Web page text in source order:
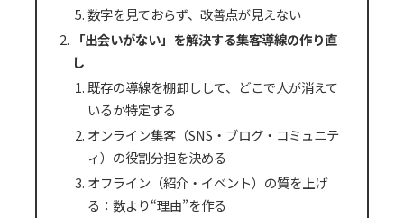
数字を見ておらず、改善点が見えない
「出会いがない」を解決する集客導線の作り直
し
既存の導線を棚卸しして、どこで人が消えて
いるか特定する
オンライン集客（SNS・ブログ・コミュニテ
ィ）の役割分担を決める
オフライン（紹介・イベント）の質を上げ
る：数より“理由”を作る